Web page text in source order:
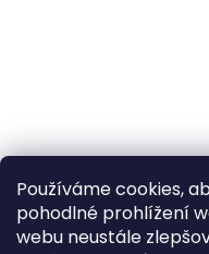
Používáme cookies,
pohodlné prohlížení
webu neustále